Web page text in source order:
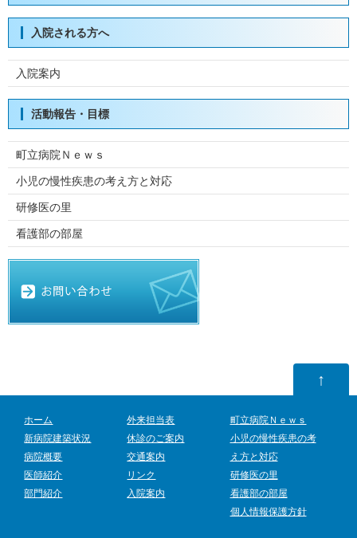
入院される方へ
入院案内
活動報告・目標
町立病院Ｎｅｗｓ
小児の慢性疾患の考え方と対応
研修医の里
看護部の部屋
↑
ホーム
新病院建築状況
病院概要
医師紹介
部門紹介
外来担当表
休診のご案内
交通案内
リンク
入院案内
町立病院Ｎｅｗｓ
小児の慢性疾患の考
え方と対応
研修医の里
看護部の部屋
個人情報保護方針